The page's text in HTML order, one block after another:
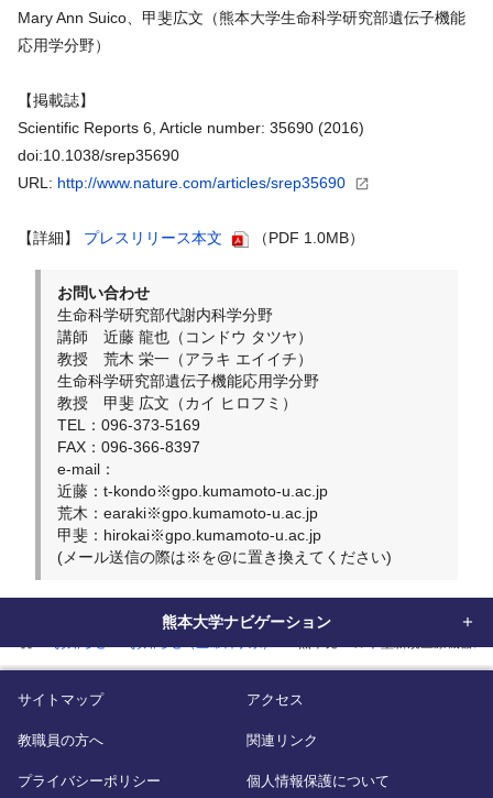
Mary Ann Suico、甲斐広文（熊本大学生命科学研究部遺伝子機能
応用学分野）
【掲載誌】
Scientific Reports 6, Article number: 35690 (2016)
doi:10.1038/srep35690
URL: http://www.nature.com/articles/srep35690
【詳細】 プレスリリース本文 （PDF 1.0MB）
お問い合わせ
生命科学研究部代謝内科学分野
講師 近藤 龍也（コンドウ タツヤ）
教授 荒木 栄一（アラキ エイイチ）
生命科学研究部遺伝子機能応用学分野
教授 甲斐 広文（カイ ヒロフミ）
TEL：096-373-5169
FAX：096-366-8397
e-mail：
近藤：t-kondo※gpo.kumamoto-u.ac.jp
荒木：earaki※gpo.kumamoto-u.ac.jp
甲斐：hirokai※gpo.kumamoto-u.ac.jp
(メール送信の際は※を@に置き換えてください)
熊本大学ナビゲーション
サイトマップ アクセス
教職員の方へ 関連リンク
プライバシーポリシー 個人情報保護について